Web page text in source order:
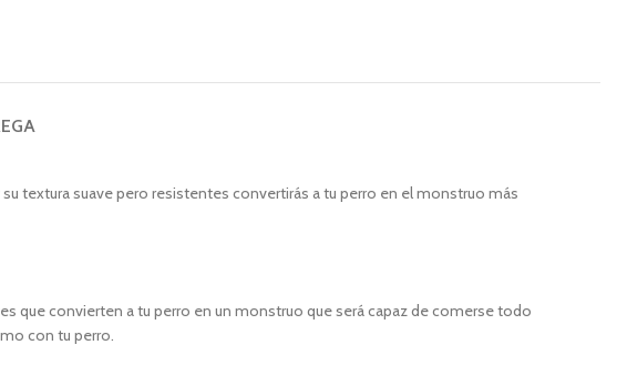
textura suave pero resistentes convertirás a tu perro en el monstruo más
que convierten a tu perro en un monstruo que será capaz de comerse todo
con tu perro.